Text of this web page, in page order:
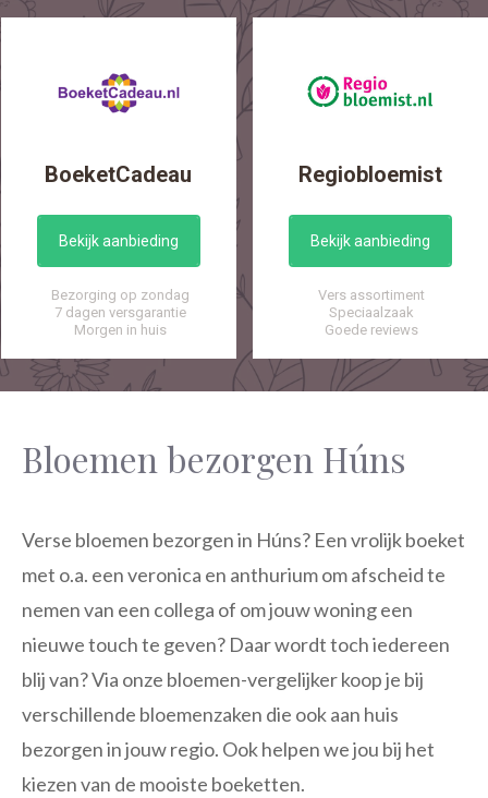
BoeketCadeau
Bekijk aanbieding
Bezorging op zondag
7 dagen versgarantie
Morgen in huis
Regiobloemist
Bekijk aanbieding
Vers assortiment
Speciaalzaak
Goede reviews
Bloemen bezorgen Húns
Verse bloemen bezorgen in Húns? Een vrolijk boeket
met o.a. een veronica en anthurium om afscheid te
nemen van een collega of om jouw woning een
nieuwe touch te geven? Daar wordt toch iedereen
blij van? Via onze bloemen-vergelijker koop je bij
verschillende bloemenzaken die ook aan huis
bezorgen in jouw regio. Ook helpen we jou bij het
kiezen van de mooiste boeketten.